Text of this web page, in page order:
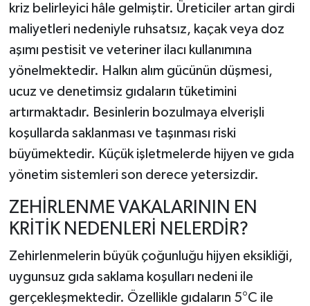
kriz belirleyici hâle gelmiştir. Üreticiler artan girdi
maliyetleri nedeniyle ruhsatsız, kaçak veya doz
aşımı pestisit ve veteriner ilacı kullanımına
yönelmektedir. Halkın alım gücünün düşmesi,
ucuz ve denetimsiz gıdaların tüketimini
artırmaktadır. Besinlerin bozulmaya elverişli
koşullarda saklanması ve taşınması riski
büyümektedir. Küçük işletmelerde hijyen ve gıda
yönetim sistemleri son derece yetersizdir.
ZEHİRLENME VAKALARININ EN
KRİTİK NEDENLERİ NELERDİR?
Zehirlenmelerin büyük çoğunluğu hijyen eksikliği,
uygunsuz gıda saklama koşulları nedeni ile
gerçekleşmektedir. Özellikle gıdaların 5°C ile